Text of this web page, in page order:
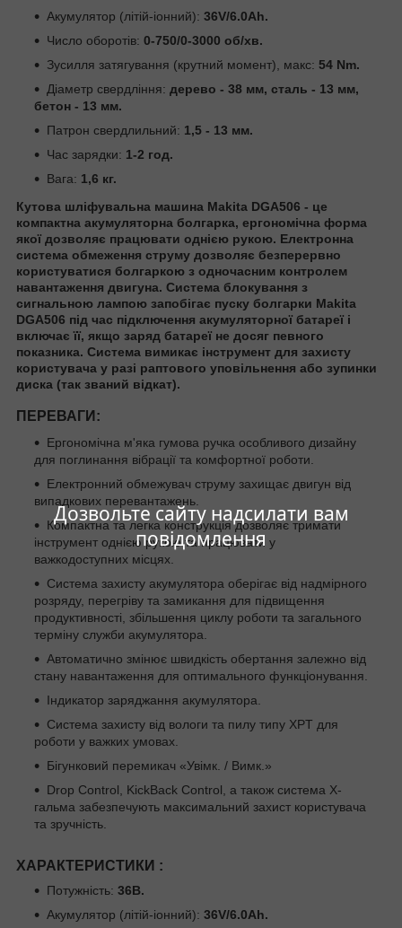
Дозвольте сайту надсилати вам
повідомлення
Акумулятор (літій-іонний): 36V/6.0Ah.
Число оборотів: 0-750/0-3000 об/хв.
Зусилля затягування (крутний момент), макс: 54 Nm.
Діаметр свердління: дерево - 38 мм, сталь - 13 мм,
бетон - 13 мм.
Патрон свердлильний: 1,5 - 13 мм.
Час зарядки: 1-2 год.
Вага: 1,6 кг.
Кутова шліфувальна машина Makita DGA506 - це
компактна акумуляторна болгарка, ергономічна форма
якої дозволяє працювати однією рукою. Електронна
система обмеження струму дозволяє безперервно
користуватися болгаркою з одночасним контролем
навантаження двигуна. Система блокування з
сигнальною лампою запобігає пуску болгарки Makita
DGA506 під час підключення акумуляторної батареї і
включає її, якщо заряд батареї не досяг певного
показника. Система вимикає інструмент для захисту
користувача у разі раптового уповільнення або зупинки
диска (так званий відкат).
ПЕРЕВАГИ:
Ергономічна м'яка гумова ручка особливого дизайну
для поглинання вібрації та комфортної роботи.
Електронний обмежувач струму захищає двигун від
випадкових перевантажень.
Компактна та легка конструкція дозволяє тримати
інструмент однією рукою та працювати у
важкодоступних місцях.
Система захисту акумулятора оберігає від надмірного
розряду, перегріву та замикання для підвищення
продуктивності, збільшення циклу роботи та загального
терміну служби акумулятора.
Автоматично змінює швидкість обертання залежно від
стану навантаження для оптимального функціонування.
Індикатор заряджання акумулятора.
Система захисту від вологи та пилу типу XPT для
роботи у важких умовах.
Бігунковий перемикач «Увімк. / Вимк.»
Drop Control, KickBack Control, а також система X-
гальма забезпечують максимальний захист користувача
та зручність.
ХАРАКТЕРИСТИКИ :
Потужність: 36В.
Акумулятор (літій-іонний): 36V/6.0Ah.